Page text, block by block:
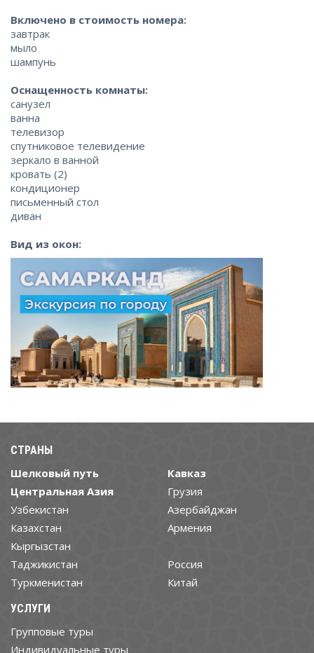
Включено в стоимость номера:
завтрак
мыло
шампунь
Оснащенность комнаты:
санузел
ванна
телевизор
спутниковое телевидение
зеркало в ванной
кровать (2)
кондиционер
письменный стол
диван
Вид из окон:
СТРАНЫ
Шелковый путь
Центральная Азия
Узбекистан
Казахстан
Кыргызстан
Таджикистан
Туркменистан
Кавказ
Грузия
Азербайджан
Армения
Россия
Китай
УСЛУГИ
Групповые туры
Индивидуальные туры